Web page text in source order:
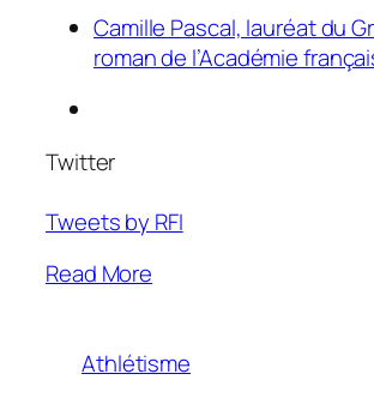
Camille Pascal, lauréat du
roman de l’Académie
Twitter
Tweets by RFI
Read More
Athlétisme